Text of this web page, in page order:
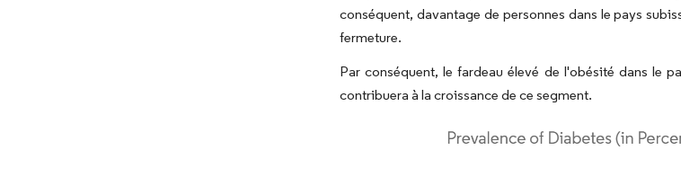
conséquent, davantage de personnes dans le pays
fermeture.
Par conséquent, le fardeau élevé de l'obésité dans le
contribuera à la croissance de ce segment.